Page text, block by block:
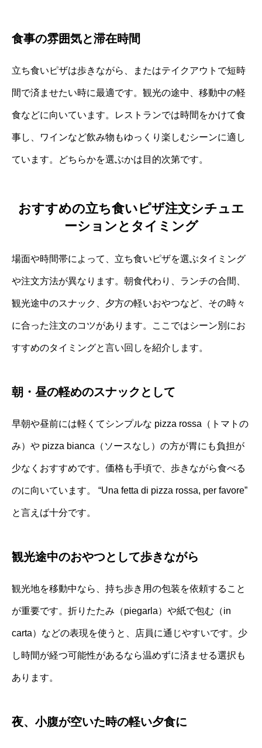
食事の雰囲気と滞在時間
立ち食いピザは歩きながら、またはテイクアウトで短時
間で済ませたい時に最適です。観光の途中、移動中の軽
食などに向いています。レストランでは時間をかけて食
事し、ワインなど飲み物もゆっくり楽しむシーンに適し
ています。どちらかを選ぶかは目的次第です。
おすすめの立ち食いピザ注文シチュエ
ーションとタイミング
場面や時間帯によって、立ち食いピザを選ぶタイミング
や注文方法が異なります。朝食代わり、ランチの合間、
観光途中のスナック、夕方の軽いおやつなど、その時々
に合った注文のコツがあります。ここではシーン別にお
すすめのタイミングと言い回しを紹介します。
朝・昼の軽めのスナックとして
早朝や昼前には軽くてシンプルな pizza rossa（トマトの
み）や pizza bianca（ソースなし）の方が胃にも負担が
少なくおすすめです。価格も手頃で、歩きながら食べる
のに向いています。 “Una fetta di pizza rossa, per favore”
と言えば十分です。
観光途中のおやつとして歩きながら
観光地を移動中なら、持ち歩き用の包装を依頼すること
が重要です。折りたたみ（piegarla）や紙で包む（in
carta）などの表現を使うと、店員に通じやすいです。少
し時間が経つ可能性があるなら温めずに済ませる選択も
あります。
夜、小腹が空いた時の軽い夕食に